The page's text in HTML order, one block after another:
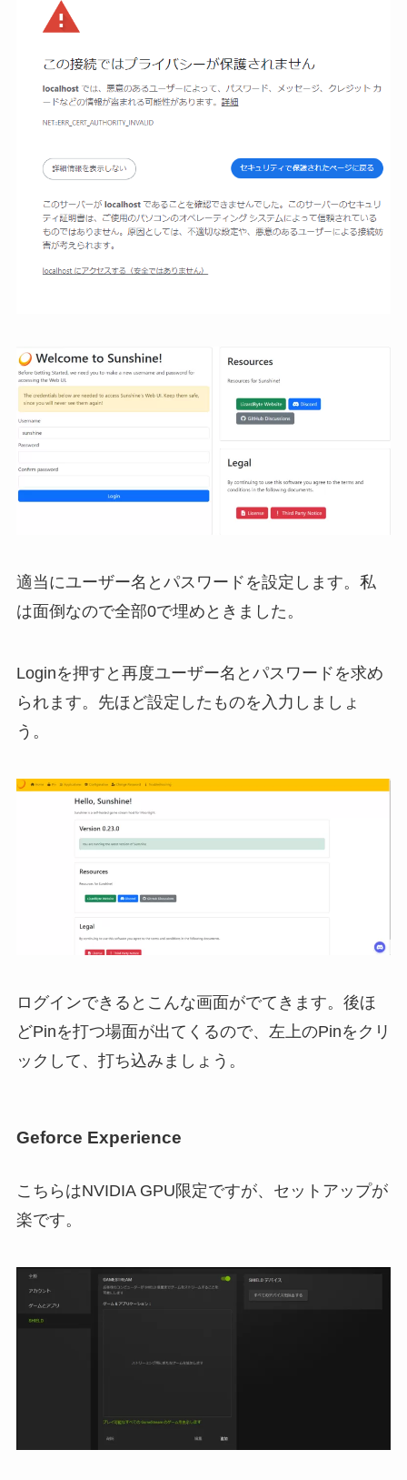
適当にユーザー名とパスワードを設定します。私
は面倒なので全部0で埋めときました。
Loginを押すと再度ユーザー名とパスワードを求め
られます。先ほど設定したものを入力しましょ
う。
ログインできるとこんな画面がでてきます。後ほ
どPinを打つ場面が出てくるので、左上のPinをクリ
ックして、打ち込みましょう。
Geforce Experience
こちらはNVIDIA GPU限定ですが、セットアップが
楽です。